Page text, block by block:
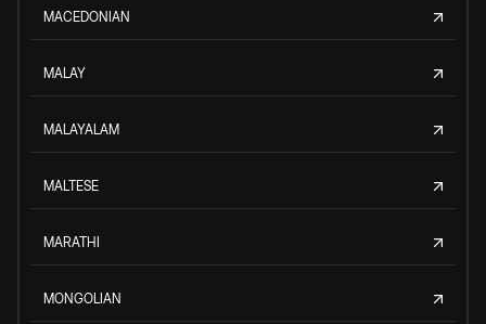
MACEDONIAN
MALAY
MALAYALAM
MALTESE
MARATHI
MONGOLIAN